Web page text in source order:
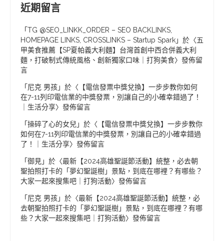
近期留言
「TG @SEO_LINKK_ORDER – SEO BACKLINKS,
HOMEPAGE LINKS, CROSSLINKS – Startup Spark」於〈五
甲美食推薦【SP夏帕義大利麵】台灣首創中西合併義大利
麵，打破制式傳統風格、創新獨家口味｜打狗美食〉發佈留
言
「 尼克 男孩」於〈 【電信發票中獎兌換】一步步教你如何
在7-11列印電信業的中獎發票，別讓自己的小確幸錯過了！
｜生活分享〉發佈留言
「操碎了心的女兒 」於〈 【電信發票中獎兌換】一步步教你
如何在7-11列印電信業的中獎發票，別讓自己的小確幸錯過
了！｜生活分享〉發佈留言
「御見 」於〈最新【2024高雄聖誕節活動】統整，必去朝
聖拍照打卡的「夢幻聖誕樹」景點，到底在哪裡？有哪些？
大家一起來搜集吧｜打狗活動〉發佈留言
「 尼克 男孩」於〈最新【2024高雄聖誕節活動】統整，必
去朝聖拍照打卡的「夢幻聖誕樹」景點，到底在哪裡？有哪
些？大家一起來搜集吧｜打狗活動〉發佈留言